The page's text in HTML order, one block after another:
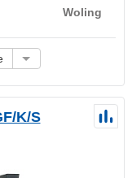
Woling
K/S